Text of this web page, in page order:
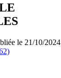
le 21/10/2024